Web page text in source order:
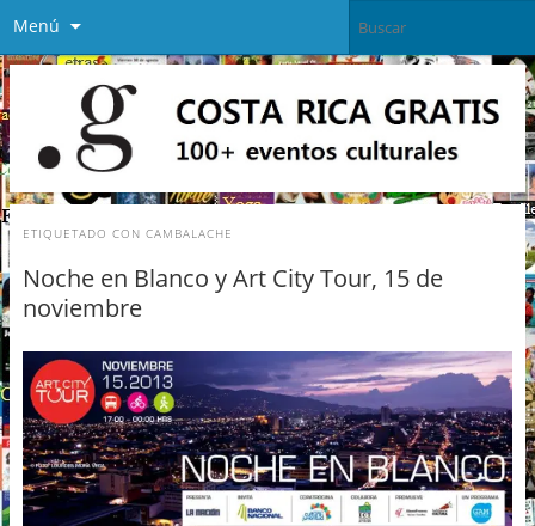
Menú
ETIQUETADO CON CAMBALACHE
Noche en Blanco y Art City Tour, 15 de
noviembre